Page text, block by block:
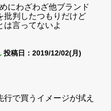
にわざわざ他ブランド
批判したつもりだけど
は言ってないよ
投稿日：2019/12/02(月)
行で買うイメージが拭え